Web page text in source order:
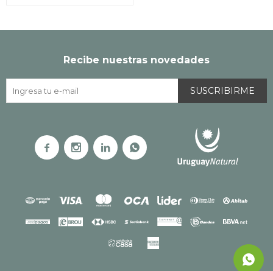
Recibe nuestras novedades
SUSCRIBIRME
   